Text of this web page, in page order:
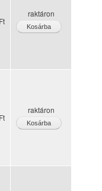
raktáron
raktáron